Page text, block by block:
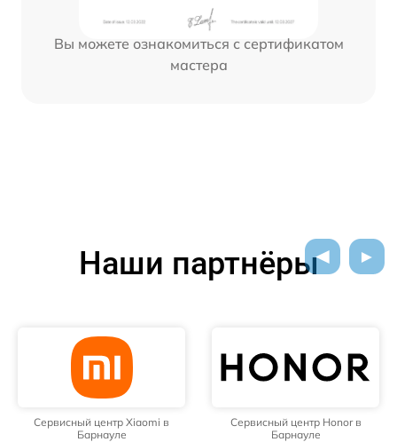
Вы можете ознакомиться с сертификатом
мастера
Наши партнёры
Сервисный центр Xiaomi в
Барнауле
Сервисный центр Honor в
Барнауле